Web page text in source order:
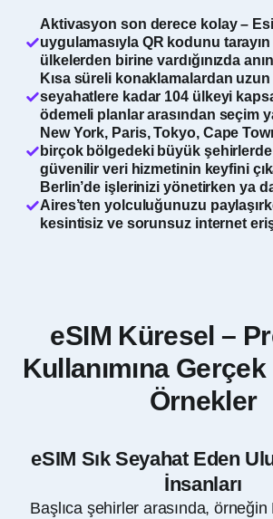
Aktivasyon son derece kolay –
uygulamasıyla QR kodunu
ülkelerden birine vardığınızda
Kısa süreli konaklamalardan
seyahatlere kadar 104 ülkeyi
ödemeli planlar arasından seçim
New York, Paris, Tokyo, Cape
birçok bölgedeki büyük şehirlerde
güvenilir veri hizmetinin keyfini
Berlin’de işlerinizi yönetirken ya
Aires’ten yolculuğunuzu
kesintisiz ve sorunsuz internet
eSIM Küresel –
Kullanımına
Örnekler
eSIM Sık Seyahat Eden
İnsanları
Başlıca şehirler arasında,